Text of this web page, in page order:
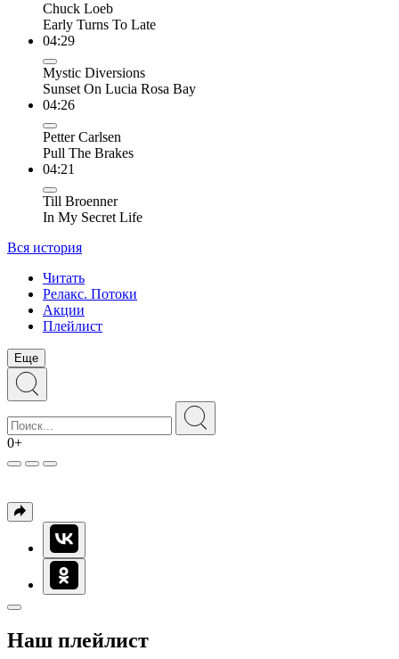
Chuck Loeb
Early Turns To Late
04:29
Mystic Diversions
Sunset On Lucia Rosa Bay
04:26
Petter Carlsen
Pull The Brakes
04:21
Till Broenner
In My Secret Life
Вся история
Читать
Релакс. Потоки
Акции
Плейлист
Еще
0+
Наш плейлист